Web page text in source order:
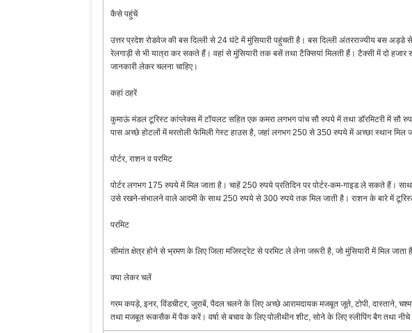
कैसे पहुंचें
उत्तर प्रदेश रोडवेज की बस दिल्ली से 24 घंटे में मुंसियारी पहुंचती है। बस दिल्ली अंतरराज्यीय बस
रेलगाड़ी से भी यात्रा कर सकते हैं। वहां से मुंसियारी तक बसें तथा टैक्सियां मिलती हैं। टैक्सी में दो
जानकारी लेकर चलना चाहिए।
कहां ठहरें
कुमाऊं मंडल टूरिस्ट कांप्लेक्स में टॉयलट सहित एक कमरा लगभग पांच सौ रुपये में तथा डॉरमिटरी में सौ
पास अच्छे होटलों में मरतोली फेमिली गेस्ट हाउस है, जहां लगभग 250 से 350 रुपये में अच्छा स्थान मिल
पोर्टर, राशन व परमिट
पोर्टर लगभग 175 रुपये में मिल जाता है। चाहें 250 रुपये प्रतिदिन पर पोर्टर-कम-गाइड ले सकते हैं।
उसे रखने-संभालने वाले आदमी के साथ 250 रुपये से 300 रुपये तक मिल जाती है। राशन के बारे में
परमिट
सीमांत क्षेत्र होने से भ्रमण के लिए जिला मजिस्ट्रेट से परमिट ले लेना जरूरी है, जो मुंसियारी में मिल जाता
क्या लेकर चलें
गरम कपड़े, इनर, विंडचीटर, जुराबें, पैदल चलने के लिए अच्छे आरामदायक मजबूत जूते, टोपी, दास्ताने,
तथा मजबूत रूकसैक में पैक करें। वर्षा से बचाव के लिए पोलीथीन शीट, सोने के लिए स्लीपिंग बैग तथा